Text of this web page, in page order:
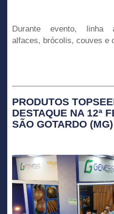
Durante evento, linha
alfaces, brócolis, couves e
PRODUTOS
DESTAQUE NA 12ª
SÃO GOTARDO (MG)